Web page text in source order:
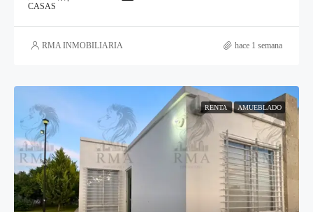
CASAS
RMA INMOBILIARIA hace 1 semana
RENTA AMUEBLADO